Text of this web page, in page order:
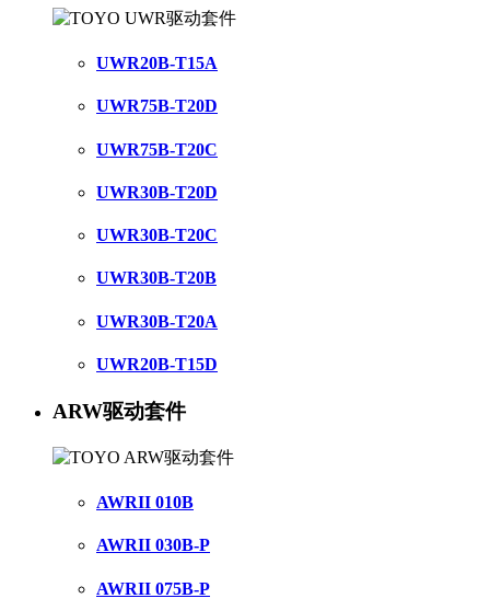
UWR20B-T15A
UWR75B-T20D
UWR75B-T20C
UWR30B-T20D
UWR30B-T20C
UWR30B-T20B
UWR30B-T20A
UWR20B-T15D
ARW驱动套件
AWRII 010B
AWRII 030B-P
AWRII 075B-P